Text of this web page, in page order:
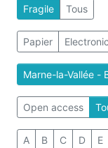
Fragile Tous
Papier Electronic
Marne-la-Vallée -
Open access
A B C D E